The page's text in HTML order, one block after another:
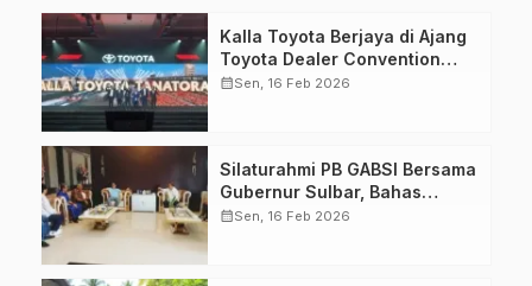
Kalla Toyota Berjaya di Ajang
Toyota Dealer Convention
2026
calendar_monthSen, 16 Feb 2026
Silaturahmi PB GABSI Bersama
Gubernur Sulbar, Bahas
Persiapan Kejurnas Bridge ke-
calendar_monthSen, 16 Feb 2026